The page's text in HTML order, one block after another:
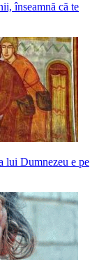
înseamnă că te
lui Dumnezeu e pe